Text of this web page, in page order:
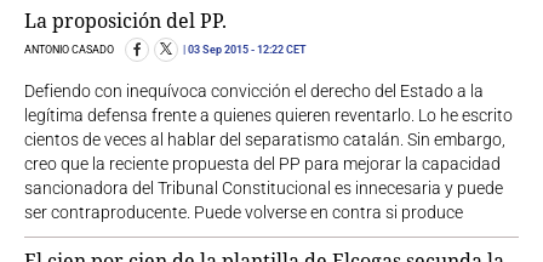
La proposición del PP.
ANTONIO CASADO 03 Sep 2015 - 12:22 CET
Defiendo con inequívoca convicción el derecho del Estado a la
legítima defensa frente a quienes quieren reventarlo. Lo he escrito
cientos de veces al hablar del separatismo catalán. Sin embargo,
creo que la reciente propuesta del PP para mejorar la capacidad
sancionadora del Tribunal Constitucional es innecesaria y puede
ser contraproducente. Puede volverse en contra si produce